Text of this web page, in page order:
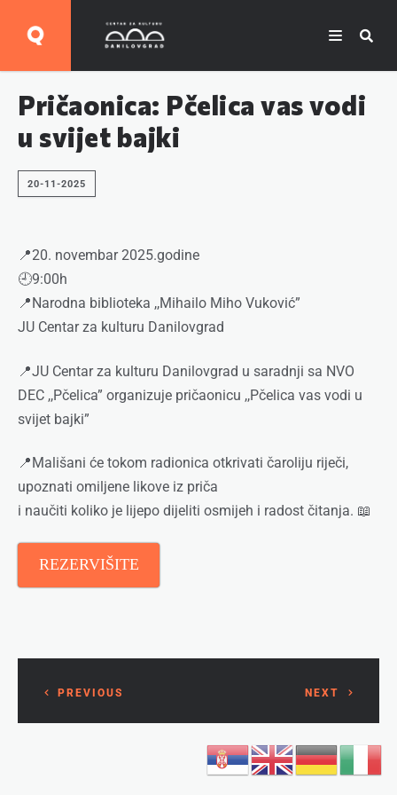
Pričaonica: Pčelica vas vodi
u svijet bajki
20-11-2025
📍20. novembar 2025.godine
🕘9:00h
📍Narodna biblioteka ,,Mihailo Miho Vuković”
JU Centar za kulturu Danilovgrad
📍JU Centar za kulturu Danilovgrad u saradnji sa NVO
DEC ,,Pčelica” organizuje pričaonicu ,,Pčelica vas vodi u
svijet bajki”
📍Mališani će tokom radionica otkrivati čaroliju riječi,
upoznati omiljene likove iz priča
i naučiti koliko je lijepo dijeliti osmijeh i radost čitanja. 📖
REZERVIŠITE
PREVIOUS NEXT